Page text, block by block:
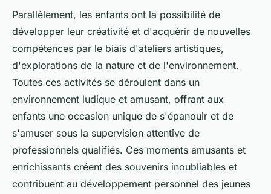
Parallèlement, les enfants ont la possibilité de
développer leur créativité et d'acquérir de nouvelles
compétences par le biais d'ateliers artistiques,
d'explorations de la nature et de l'environnement.
Toutes ces activités se déroulent dans un
environnement ludique et amusant, offrant aux
enfants une occasion unique de s'épanouir et de
s'amuser sous la supervision attentive de
professionnels qualifiés. Ces moments amusants et
enrichissants créent des souvenirs inoubliables et
contribuent au développement personnel des jeunes